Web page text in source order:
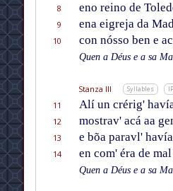
8
eno reino de
9
ena eigreja da
10
con nósso ben e
Quen a Déus e a sa
Stanza III Syllables
11 Alí un crérig'
12
mostrav' acá aa
13
e bõa paravl'
14
en com' éra de
Quen a Déus e a sa